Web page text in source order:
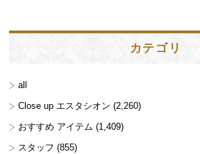
カテゴリ
all
Close up エスタシオン (2,260)
おすすめ アイテム (1,409)
スタッフ (855)